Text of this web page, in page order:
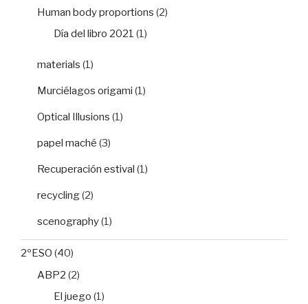
Human body proportions (2)
Día del libro 2021 (1)
materials (1)
Murciélagos origami (1)
Optical Illusions (1)
papel maché (3)
Recuperación estival (1)
recycling(2)
scenography(1)
2ºESO (40)
ABP2 (2)
El juego (1)